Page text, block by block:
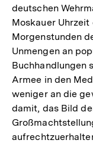
deutschen
Moskauer
Morgenstunden
Unmengen an
Buchhandlungen
Armee in den
weniger an die
damit, das Bild